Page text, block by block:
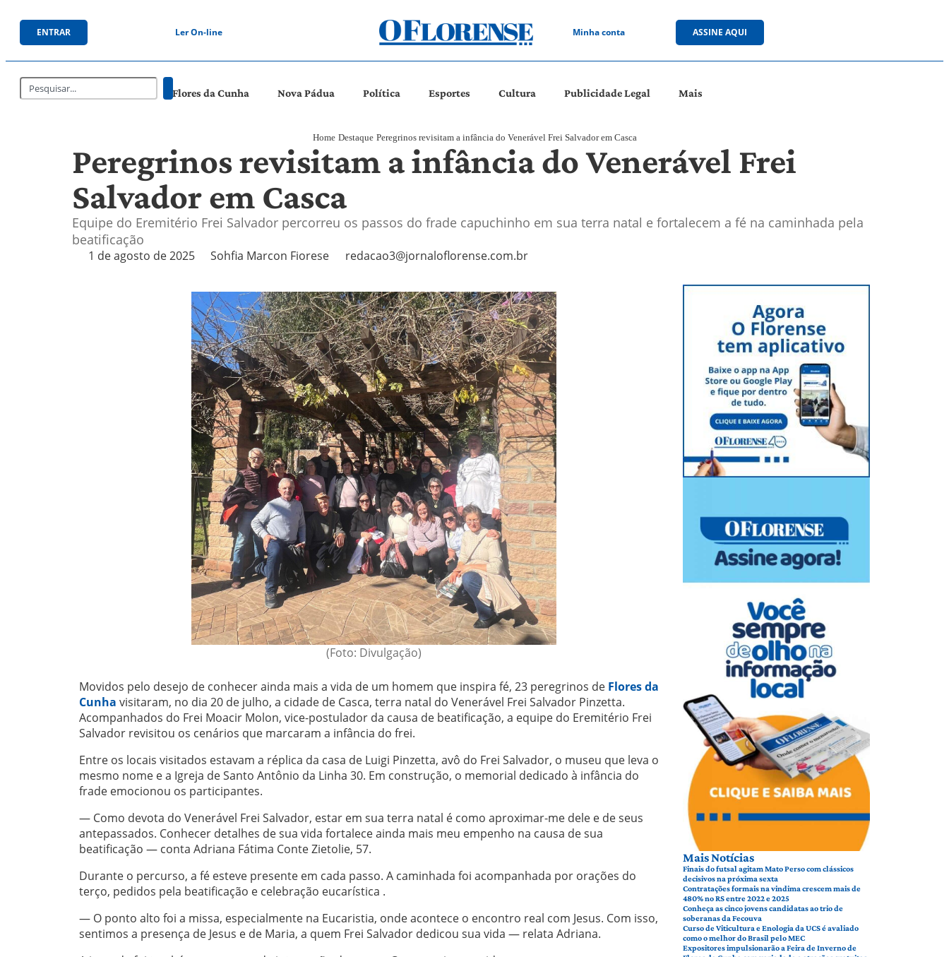
ENTRAR Ler On-line Minha conta ASSINE AQUI
Flores da Cunha Nova Pádua Política Esportes Cultura Publicidade Legal Mais
Home Destaque Peregrinos revisitam a infância do Venerável Frei Salvador em Casca
Peregrinos revisitam a infância do Venerável Frei
Salvador em Casca
Equipe do Eremitério Frei Salvador percorreu os passos do frade capuchinho em sua terra natal e fortalecem a fé na caminhada pela
beatificação
1 de agosto de 2025 Sohfia Marcon Fiorese redacao3@jornaloflorense.com.br
(Foto: Divulgação)
Movidos pelo desejo de conhecer ainda mais a vida de um homem que inspira fé, 23 peregrinos de Flores da
Cunha visitaram, no dia 20 de julho, a cidade de Casca, terra natal do Venerável Frei Salvador Pinzetta.
Acompanhados do Frei Moacir Molon, vice-postulador da causa de beatificação, a equipe do Eremitério Frei
Salvador revisitou os cenários que marcaram a infância do frei.
Entre os locais visitados estavam a réplica da casa de Luigi Pinzetta, avô do Frei Salvador, o museu que leva o
mesmo nome e a Igreja de Santo Antônio da Linha 30. Em construção, o memorial dedicado à infância do
frade emocionou os participantes.
— Como devota do Venerável Frei Salvador, estar em sua terra natal é como aproximar-me dele e de seus
antepassados. Conhecer detalhes de sua vida fortalece ainda mais meu empenho na causa de sua
beatificação — conta Adriana Fátima Conte Zietolie, 57.
Durante o percurso, a fé esteve presente em cada passo. A caminhada foi acompanhada por orações do
terço, pedidos pela beatificação e celebração eucarística .
— O ponto alto foi a missa, especialmente na Eucaristia, onde acontece o encontro real com Jesus. Com isso,
sentimos a presença de Jesus e de Maria, a quem Frei Salvador dedicou sua vida — relata Adriana.
Mais Notícias
Finais do futsal agitam Mato Perso com clássicos
decisivos na próxima sexta
Contratações formais na vindima crescem mais de
480% no RS entre 2022 e 2025
Conheça as cinco jovens candidatas ao trio de
soberanas da Fecouva
Curso de Viticultura e Enologia da UCS é avaliado
como o melhor do Brasil pelo MEC
Expositores impulsionarão a Feira de Inverno de